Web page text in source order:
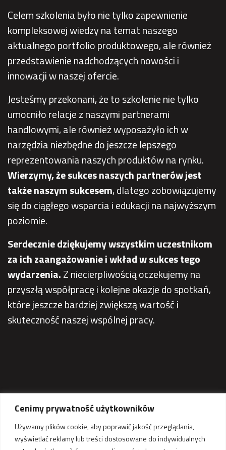
Cenimy prywatność użytkowników
Używamy plików cookie, aby poprawić jakość przeglądania,
wyświetlać reklamy lub treści dostosowane do indywidualnych
Celem szkolenia było nie tylko zapewnienie
kompleksowej wiedzy na temat naszego
aktualnego portfolio produktowego, ale również
przedstawienie nadchodzących nowości i
innowacji w naszej ofercie.
Jesteśmy przekonani, że to szkolenie nie tylko
umocniło relacje z naszymi partnerami
handlowymi, ale również wyposażyło ich w
narzędzia niezbędne do jeszcze lepszego
reprezentowania naszych produktów na rynku.
Wierzymy, że sukces naszych partnerów jest
także naszym sukcesem, dlatego zobowiązujemy
się do ciągłego wsparcia i edukacji na najwyższym
poziomie.
Serdecznie dziękujemy wszystkim uczestnikom
za ich zaangażowanie i wkład w sukces tego
wydarzenia.Z niecierpliwością oczekujemy na
przyszłą współpracę i kolejne okazje do spotkań,
które jeszcze bardziej zwiększą wartość i
skuteczność naszej wspólnej pracy.